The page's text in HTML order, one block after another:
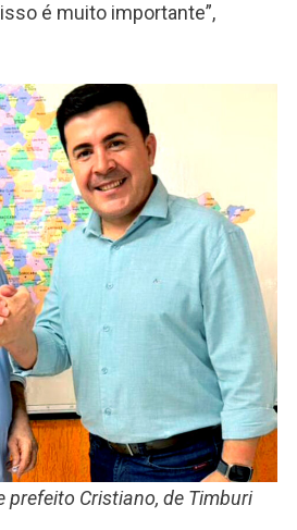
é muito importante”,
prefeito Cristiano, de Timburi